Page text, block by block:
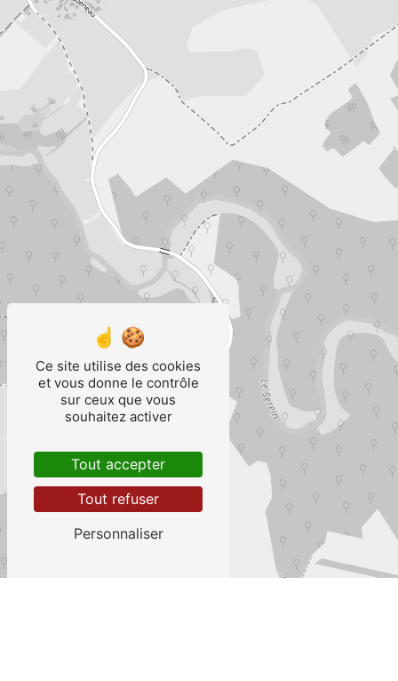
Ce site utilise des cookies
et vous donne le contrôle
sur ceux que vous
souhaitez activer
Tout accepter
Tout refuser
Personnaliser